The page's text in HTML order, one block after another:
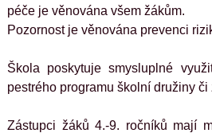
péče je věnována všem žákům.
Pozornost je věnována prevenci
Škola poskytuje smysluplné
pestrého programu školní družiny
Zástupci žáků 4.-9. ročníků mají